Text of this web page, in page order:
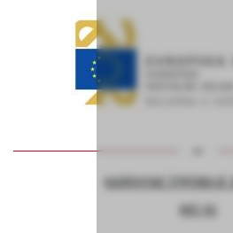
KADROVSKE
KOC AS